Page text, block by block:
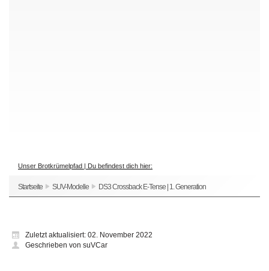
Unser Brotkrümelpfad | Du befindest dich hier:
Startseite SUV-Modelle DS3 Crossback E-Tense | 1. Generation
Zuletzt aktualisiert: 02. November 2022
Geschrieben von suVCar